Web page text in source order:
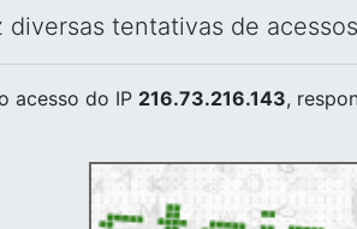
diversas tentativas de
acesso do IP 216.73.216.143,